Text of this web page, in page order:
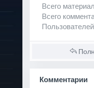
Всего
Всего
Пользователей
Комментарии